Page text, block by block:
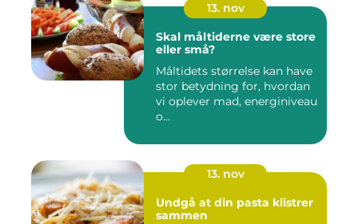
13. nov
Skal måltiderne være store
eller små?
Måltidets størrelse kan have
stor betydning for, hvordan
vi oplever mad, energiniveau
o...
13. nov
Undgå at din pasta klistrer
sammen